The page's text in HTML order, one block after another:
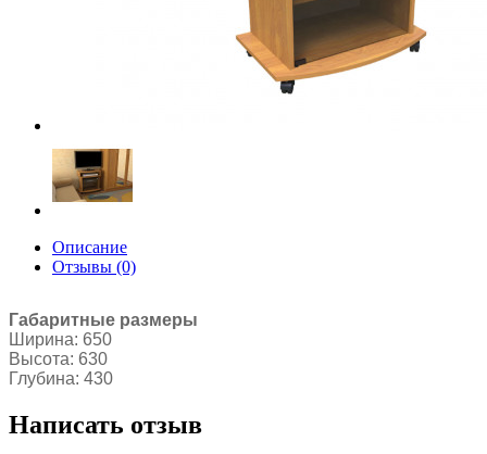
Описание
Отзывы (0)
Габаритные размеры
Ширина: 650
Высота: 630
Глубина: 430
Написать отзыв